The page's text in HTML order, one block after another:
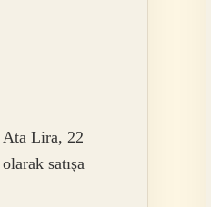
Ata Lira, 22
satışa